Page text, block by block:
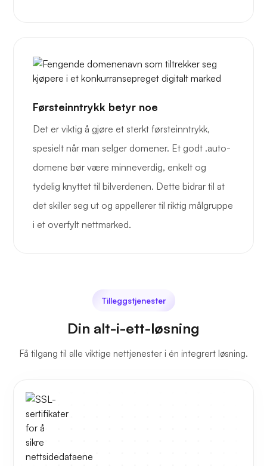
Førsteinntrykk betyr noe
Det er viktig å gjøre et sterkt førsteinntrykk,
spesielt når man selger domener. Et godt .auto-
domene bør være minneverdig, enkelt og
tydelig knyttet til bilverdenen. Dette bidrar til at
det skiller seg ut og appellerer til riktig målgruppe
i et overfylt nettmarked.
Tilleggstjenester
Din alt-i-ett-løsning
Få tilgang til alle viktige nettjenester i én integrert løsning.